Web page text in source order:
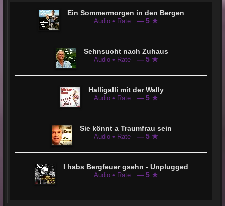
Ein Sommermorgen in den Bergen
Audio • Rate — 5 ★
Sehnsucht nach Zuhaus
Audio • Rate — 5 ★
Halligalli mit der Wally
Audio • Rate — 5 ★
Sie könnt a Traumfrau sein
Audio • Rate — 5 ★
I habs Bergfeuer gsehn - Unplugged
Audio • Rate — 5 ★